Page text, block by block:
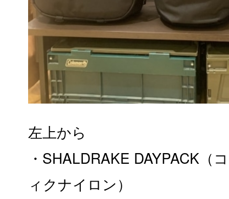
左上から
・SHALDRAKE DAYPACK（
ィクナイロン）